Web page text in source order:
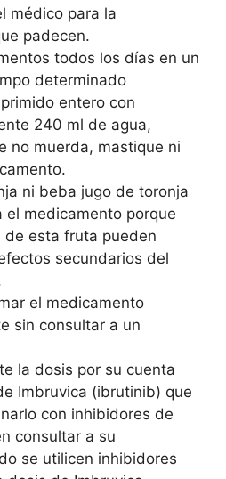
médico para la
padecen.
todos los días en un
determinado
entero con
240 ml de agua,
no muerda, mastique ni
ni beba jugo de toronja
el medicamento porque
de esta fruta pueden
secundarios del
el medicamento
sin consultar a un
la dosis por su cuenta
Imbruvica (ibrutinib) que
con inhibidores de
consultar a su
se utilicen inhibidores